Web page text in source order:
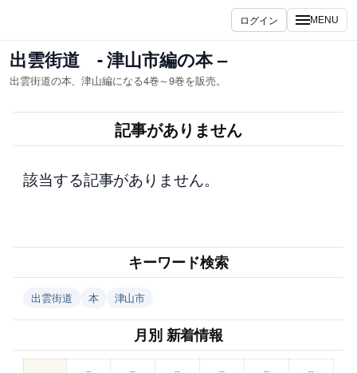
を
ス
キ
ッ
ログイン MENU
出雲街道 - 津山市編の本 –
出雲街道の本、津山編になる4巻～9巻を販売。
記事がありません
該当する記事がありません。
キーワード検索
出雲街道 本 津山市
月別 新着情報
– – – – –
–